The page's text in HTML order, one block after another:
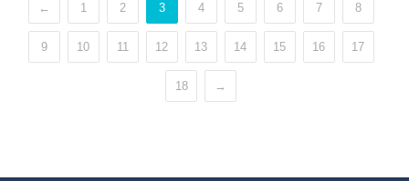
Position:
Pontianak
← 1 2 3 4 5 6 7 8
9 10 11 12 13 14 15 16 17
18 →